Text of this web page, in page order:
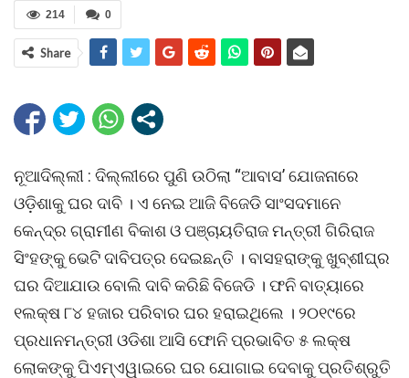
0
214
Share
ନୂଆଦିଲ୍ଲୀ : ଦିଲ୍ଲୀରେ ପୁଣି ଉଠିଲା “ଆବାସ’ ଯୋଜନାରେ
ଓଡ଼ିଶାକୁ ଘର ଦାବି । ଏ ନେଇ ଆଜି ବିଜେଡି ସାଂସଦମାନେ
କେନ୍ଦ୍ର ଗ୍ରାମୀଣ ବିକାଶ ଓ ପଞ୍ଚାୟତିରାଜ ମନ୍ତ୍ରୀ ଗିରିରାଜ
ସିଂହଙ୍କୁ ଭେଟି ଦାବିପତ୍ର ଦେଇଛନ୍ତି । ବାସହରାଙ୍କୁ ଖୁବ୍ଶୀଘ୍ର
ଘର ଦିଆଯାଉ ବୋଲି ଦାବି କରିଛି ବିଜେଡି । ଫନି ବାତ୍ୟାରେ
୧ଲକ୍ଷ ୮୪ ହଜାର ପରିବାର ଘର ହରାଇଥିଲେ । ୨୦୧୯ରେ
ପ୍ରଧାନମନ୍ତ୍ରୀ ଓଡିଶା ଆସି ଫୋନି ପ୍ରଭାବିତ ୫ ଲକ୍ଷ
ଲୋକଙ୍କୁ ପିଏମ୍ଏୱାଇରେ ଘର ଯୋଗାଇ ଦେବାକୁ ପ୍ରତିଶ୍ରୁତି